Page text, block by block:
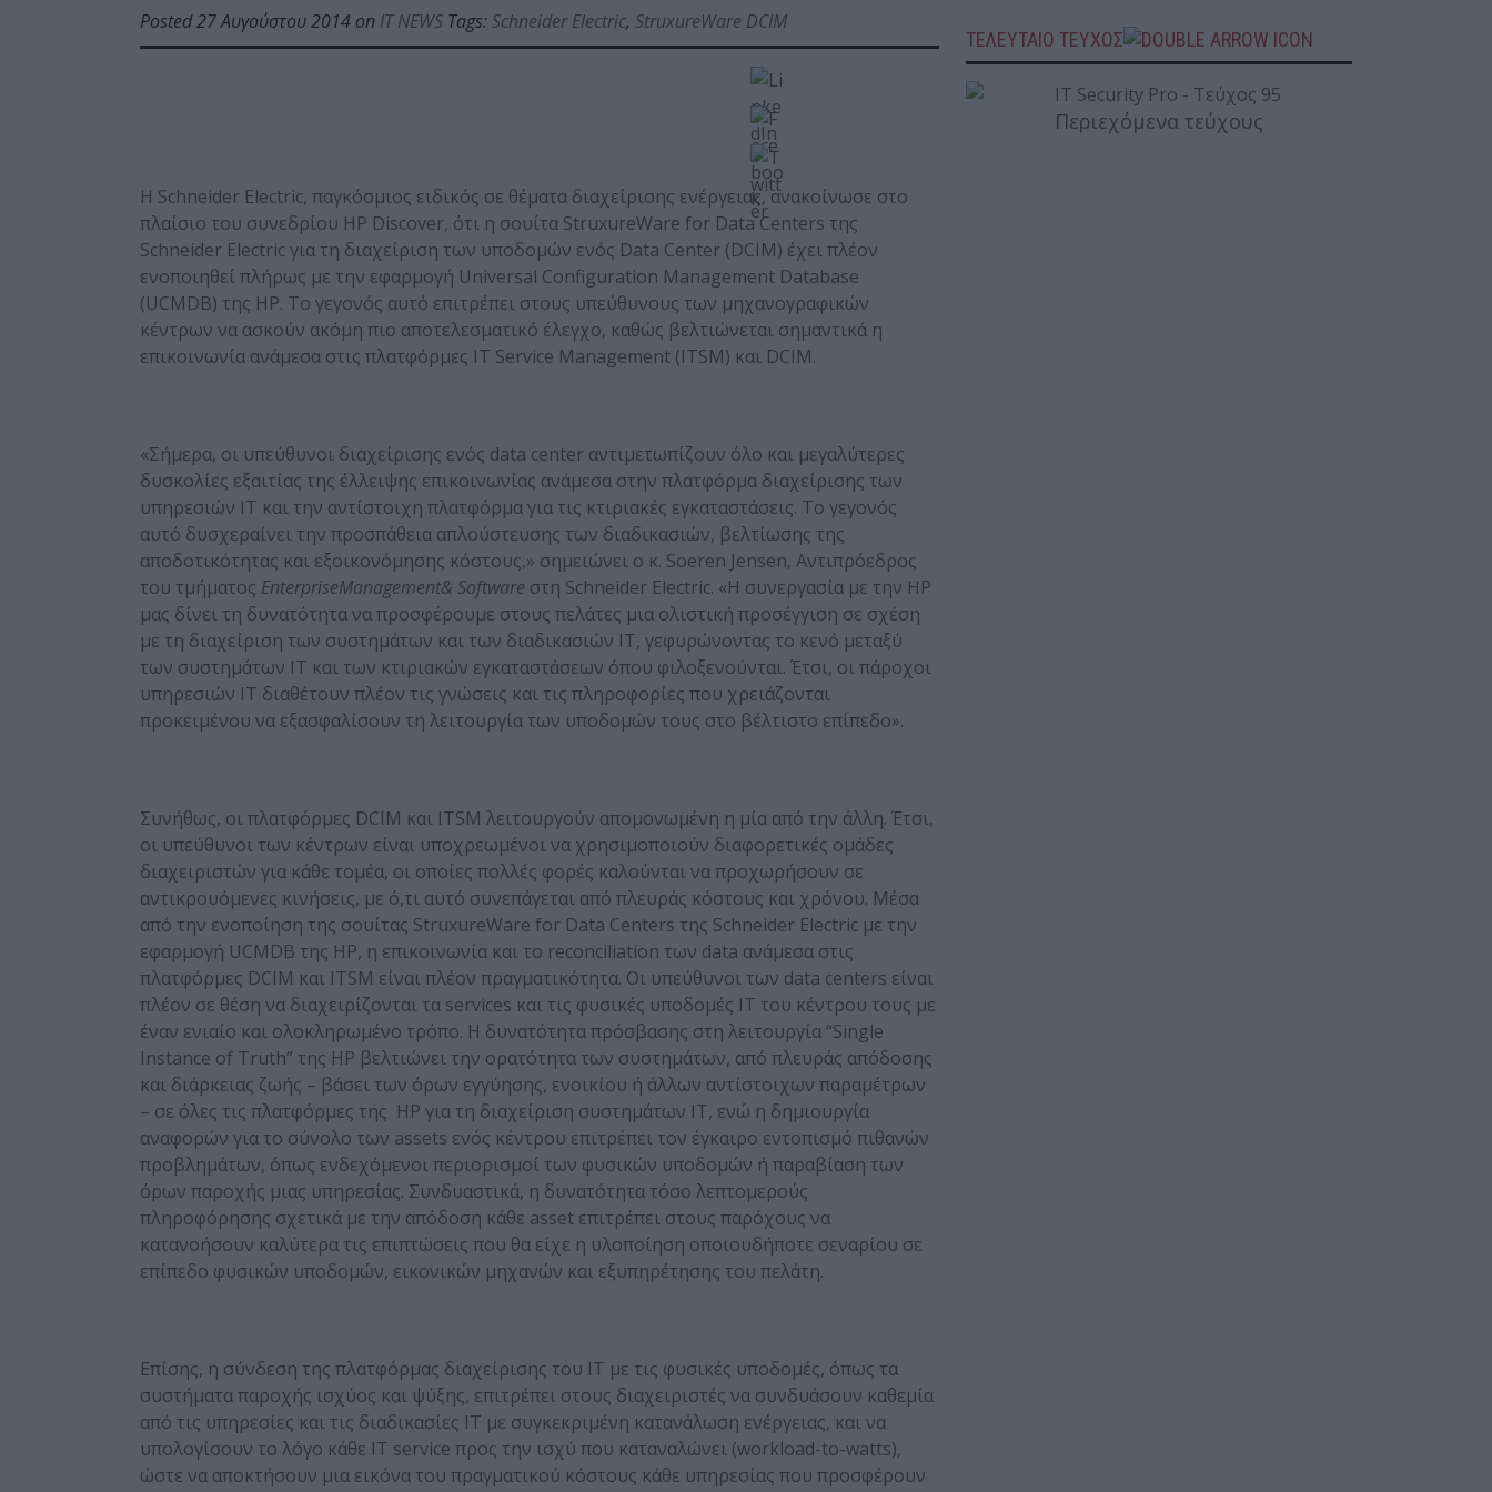
Posted 27 Αυγούστου 2014 on IT NEWS Tags: Schneider Electric, StruxureWare DCIM
H Schneider Electric, παγκόσμιος ειδικός σε θέματα διαχείρισης ενέργειας, ανακοίνωσε στο
πλαίσιο του συνεδρίου HP Discover, ότι η σουίτα StruxureWare for Data Centers της
Schneider Electric για τη διαχείριση των υποδομών ενός Data Center (DCIM) έχει πλέον
ενοποιηθεί πλήρως με την εφαρμογή Universal Configuration Management Database
(UCMDB) της ΗΡ. Το γεγονός αυτό επιτρέπει στους υπεύθυνους των μηχανογραφικών
κέντρων να ασκούν ακόμη πιο αποτελεσματικό έλεγχο, καθώς βελτιώνεται σημαντικά η
επικοινωνία ανάμεσα στις πλατφόρμες IT Service Management (ITSM) και DCIM.
«Σήμερα, οι υπεύθυνοι διαχείρισης ενός data center αντιμετωπίζουν όλο και μεγαλύτερες
δυσκολίες εξαιτίας της έλλειψης επικοινωνίας ανάμεσα στην πλατφόρμα διαχείρισης των
υπηρεσιών ΙΤ και την αντίστοιχη πλατφόρμα για τις κτιριακές εγκαταστάσεις. Το γεγονός
αυτό δυσχεραίνει την προσπάθεια απλούστευσης των διαδικασιών, βελτίωσης της
αποδοτικότητας και εξοικονόμησης κόστους,» σημειώνει ο κ. Soeren Jensen, Αντιπρόεδρος
του τμήματος EnterpriseManagement& Software στη Schneider Electric. «Η συνεργασία με την HP
μας δίνει τη δυνατότητα να προσφέρουμε στους πελάτες μια ολιστική προσέγγιση σε σχέση
με τη διαχείριση των συστημάτων και των διαδικασιών ΙΤ, γεφυρώνοντας το κενό μεταξύ
των συστημάτων ΙΤ και των κτιριακών εγκαταστάσεων όπου φιλοξενούνται. Έτσι, οι πάροχοι
υπηρεσιών ΙΤ διαθέτουν πλέον τις γνώσεις και τις πληροφορίες που χρειάζονται
προκειμένου να εξασφαλίσουν τη λειτουργία των υποδομών τους στο βέλτιστο επίπεδο».
Συνήθως, οι πλατφόρμες DCIM και ITSM λειτουργούν απομονωμένη η μία από την άλλη. Έτσι,
οι υπεύθυνοι των κέντρων είναι υποχρεωμένοι να χρησιμοποιούν διαφορετικές ομάδες
διαχειριστών για κάθε τομέα, οι οποίες πολλές φορές καλούνται να προχωρήσουν σε
αντικρουόμενες κινήσεις, με ό,τι αυτό συνεπάγεται από πλευράς κόστους και χρόνου. Μέσα
από την ενοποίηση της σουίτας StruxureWare for Data Centers της Schneider Electric με την
εφαρμογή UCMDB της HP, η επικοινωνία και το reconciliation των data ανάμεσα στις
πλατφόρμες DCIM και ITSM είναι πλέον πραγματικότητα. Οι υπεύθυνοι των data centers είναι
πλέον σε θέση να διαχειρίζονται τα services και τις φυσικές υποδομές ΙΤ του κέντρου τους με
έναν ενιαίο και ολοκληρωμένο τρόπο. Η δυνατότητα πρόσβασης στη λειτουργία “Single
Instance of Truth” της ΗΡ βελτιώνει την ορατότητα των συστημάτων, από πλευράς απόδοσης
και διάρκειας ζωής – βάσει των όρων εγγύησης, ενοικίου ή άλλων αντίστοιχων παραμέτρων
– σε όλες τις πλατφόρμες της HP για τη διαχείριση συστημάτων IT, ενώ η δημιουργία
αναφορών για το σύνολο των assets ενός κέντρου επιτρέπει τον έγκαιρο εντοπισμό πιθανών
προβλημάτων, όπως ενδεχόμενοι περιορισμοί των φυσικών υποδομών ή παραβίαση των
όρων παροχής μιας υπηρεσίας. Συνδυαστικά, η δυνατότητα τόσο λεπτομερούς
πληροφόρησης σχετικά με την απόδοση κάθε asset επιτρέπει στους παρόχους να
κατανοήσουν καλύτερα τις επιπτώσεις που θα είχε η υλοποίηση οποιουδήποτε σεναρίου σε
επίπεδο φυσικών υποδομών, εικονικών μηχανών και εξυπηρέτησης του πελάτη.
Επίσης, η σύνδεση της πλατφόρμας διαχείρισης του ΙΤ με τις φυσικές υποδομές, όπως τα
συστήματα παροχής ισχύος και ψύξης, επιτρέπει στους διαχειριστές να συνδυάσουν καθεμία
από τις υπηρεσίες και τις διαδικασίες IT με συγκεκριμένη κατανάλωση ενέργειας, και να
υπολογίσουν το λόγο κάθε IT service προς την ισχύ που καταναλώνει (workload-to-watts),
ώστε να αποκτήσουν μια εικόνα του πραγματικού κόστους κάθε υπηρεσίας που προσφέρουν
ΤΕΛΕΥΤΑΙΟ ΤΕΥΧΟΣ
Περιεχόμενα τεύχους